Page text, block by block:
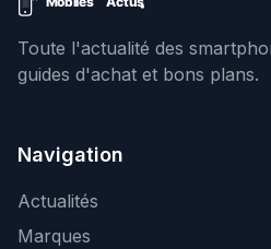
Toute l'actualité des
guides d'achat et bons plans.
Navigation
Actualités
Marques